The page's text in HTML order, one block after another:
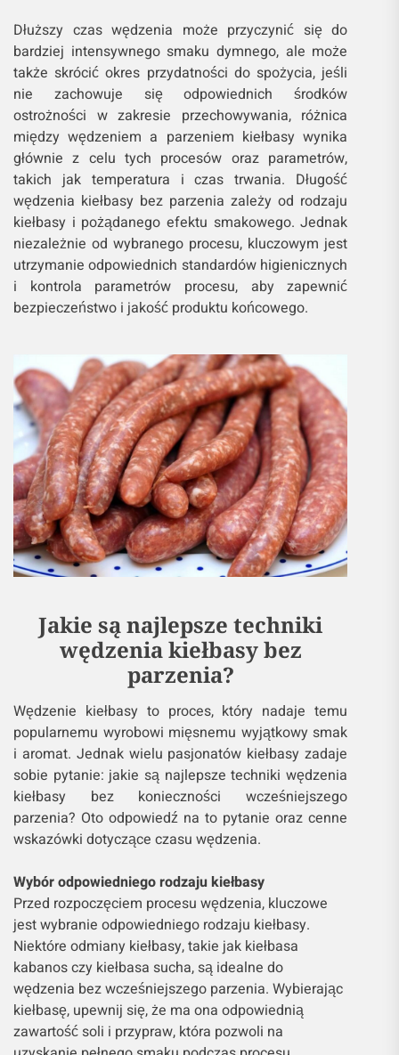
Dłuższy czas wędzenia może przyczynić się do
bardziej intensywnego smaku dymnego, ale może
także skrócić okres przydatności do spożycia, jeśli
nie zachowuje się odpowiednich środków
ostrożności w zakresie przechowywania, różnica
między wędzeniem a parzeniem kiełbasy wynika
głównie z celu tych procesów oraz parametrów,
takich jak temperatura i czas trwania. Długość
wędzenia kiełbasy bez parzenia zależy od rodzaju
kiełbasy i pożądanego efektu smakowego. Jednak
niezależnie od wybranego procesu, kluczowym jest
utrzymanie odpowiednich standardów higienicznych
i kontrola parametrów procesu, aby zapewnić
bezpieczeństwo i jakość produktu końcowego.
Jakie są najlepsze techniki
wędzenia kiełbasy bez
parzenia?
Wędzenie kiełbasy to proces, który nadaje temu
popularnemu wyrobowi mięsnemu wyjątkowy smak
i aromat. Jednak wielu pasjonatów kiełbasy zadaje
sobie pytanie: jakie są najlepsze techniki wędzenia
kiełbasy bez konieczności wcześniejszego
parzenia? Oto odpowiedź na to pytanie oraz cenne
wskazówki dotyczące czasu wędzenia.
Wybór odpowiedniego rodzaju kiełbasy
Przed rozpoczęciem procesu wędzenia, kluczowe
jest wybranie odpowiedniego rodzaju kiełbasy.
Niektóre odmiany kiełbasy, takie jak kiełbasa
kabanos czy kiełbasa sucha, są idealne do
wędzenia bez wcześniejszego parzenia. Wybierając
kiełbasę, upewnij się, że ma ona odpowiednią
zawartość soli i przypraw, która pozwoli na